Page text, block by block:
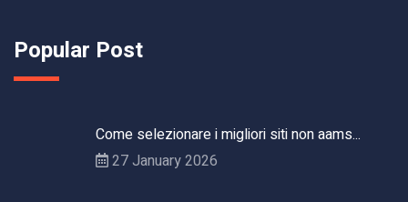
Popular Post
Come selezionare i migliori siti non aams...
27 January 2026